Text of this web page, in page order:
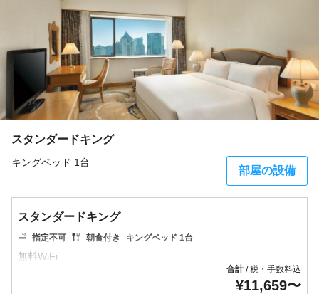
スタンダードキング
キングベッド 1台
部屋の設備
スタンダードキング
指定不可 朝食付き キングベッド 1台
合計/税・手数料込
¥11,659〜